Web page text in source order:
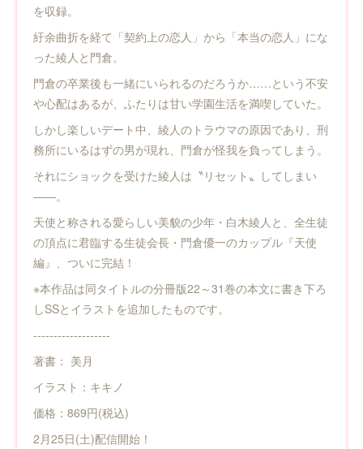
を収録。
紆余曲折を経て「契約上の恋人」から「本当の恋人」にな
った綾人と門倉。
門倉の卒業後も一緒にいられるのだろうか……という不安
や心配はあるが、ふたりは甘い学園生活を満喫していた。
しかし楽しいデート中、綾人のトラウマの原因であり、刑
務所にいるはずの男が現れ、門倉が怪我を負ってしまう。
それにショックを受けた綾人は〝リセット〟してしまい
――。
天使と称される愛らしい美貌の少年・白木綾人と、全生徒
の頂点に君臨する生徒会長・門倉優一のカップル『天使
編』、ついに完結！
※本作品は同タイトルの分冊版22～31巻の本文に書き下ろ
しSSとイラストを追加したものです。
-------------------
著書： 美月
イラスト：キキノ
価格：869円(税込)
2月25日(土)配信開始！